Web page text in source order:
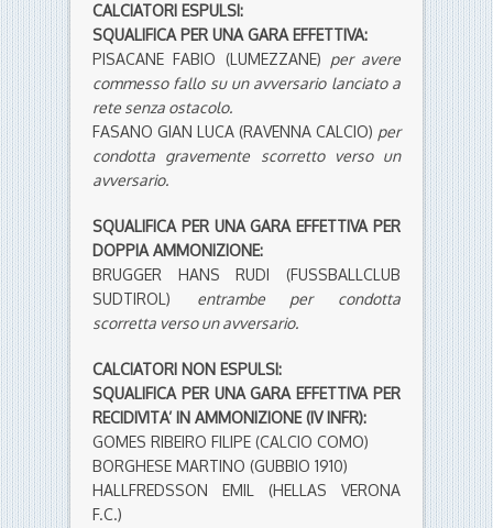
CALCIATORI ESPULSI:
SQUALIFICA PER UNA GARA EFFETTIVA:
PISACANE FABIO (LUMEZZANE) per avere
commesso fallo su un avversario lanciato a
rete senza ostacolo.
FASANO GIAN LUCA (RAVENNA CALCIO) per
condotta gravemente scorretto verso un
avversario.
SQUALIFICA PER UNA GARA EFFETTIVA PER
DOPPIA AMMONIZIONE:
BRUGGER HANS RUDI (FUSSBALLCLUB
SUDTIROL) entrambe per condotta
scorretta verso un avversario.
CALCIATORI NON ESPULSI:
SQUALIFICA PER UNA GARA EFFETTIVA PER
RECIDIVITA’ IN AMMONIZIONE (IV INFR):
GOMES RIBEIRO FILIPE (CALCIO COMO)
BORGHESE MARTINO (GUBBIO 1910)
HALLFREDSSON EMIL (HELLAS VERONA
F.C.)